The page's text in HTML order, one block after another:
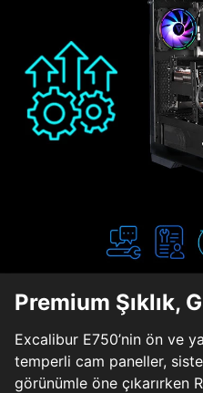
Premium Şıklık,
Excalibur E750’nin ön ve
temperli cam paneller,
görünümle öne çıkarırken